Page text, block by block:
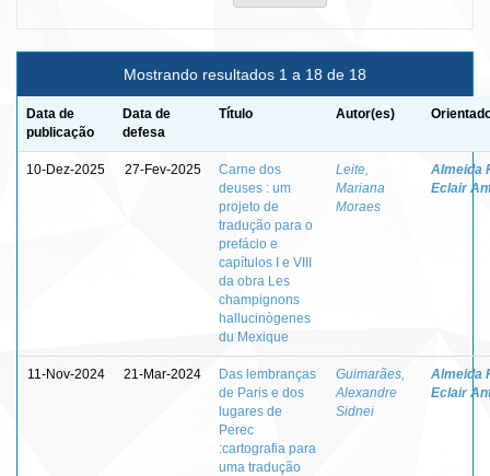
Mostrando resultados 1 a 18 de 18
Data de
publicação
Data de
defesa
Título Autor(es)
10-Dez-2025 27-Fev-2025
Carne dos
deuses : um
projeto de
tradução para o
prefácio e
capítulos I e VIII
da obra Les
champignons
hallucinògenes
du Mexique
Leite,
Mariana
Moraes
Almeida
Eclair
11-Nov-2024 21-Mar-2024
Das lembranças
de Paris e dos
lugares de
Perec
:cartografia para
uma tradução
Guimarães,
Alexandre
Sidnei
Almeida
Eclair